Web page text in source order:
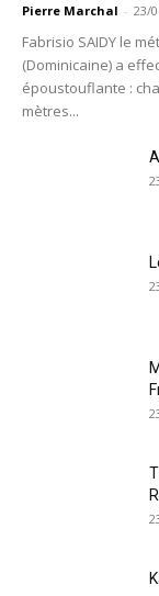
Pierre Marchal - 23/
Fabrisio SAIDY le
(Dominicaine) a
époustouflante :
mètres...